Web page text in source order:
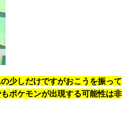
少しだけですがおこうを振って
ポケモンが出現する可能性は非